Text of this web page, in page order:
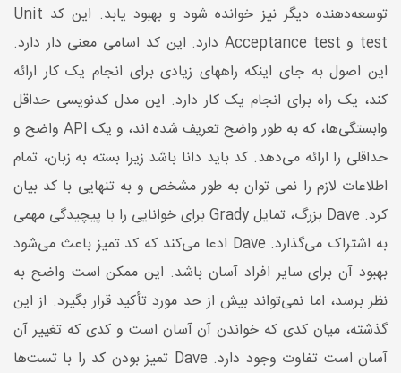
توسعه‌دهنده دیگر نیز خوانده شود و بهبود یابد. این کد Unit
test و Acceptance test دارد. این کد اسامی معنی دار دارد.
این اصول به جای اینکه راههای زیادی برای انجام یک کار ارائه
کند، یک راه برای انجام یک کار دارد. این مدل کدنویسی حداقل
وابستگی‌ها، که به طور واضح تعریف شده اند، و یک API واضح و
حداقلی را ارائه می‌دهد. کد باید دانا باشد زیرا بسته به زبان، تمام
اطلاعات لازم را نمی توان به طور مشخص و به تنهایی با کد بیان
کرد. Dave بزرگ، تمایل Grady برای خوانایی را با پیچیدگی مهمی
به اشتراک می‌گذارد. Dave ادعا می‌کند که کد تمیز باعث می‌شود
بهبود آن برای سایر افراد آسان باشد. این ممکن است واضح به
نظر برسد، اما نمی‌تواند بیش از حد مورد تأکید قرار بگیرد. از این
گذشته، میان کدی که خواندن آن آسان است و کدی که تغییر آن
آسان است تفاوت وجود دارد. Dave تمیز بودن کد را با تست‌ها